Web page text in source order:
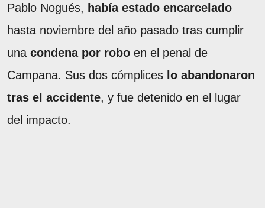
Pablo Nogués, había estado encarcelado
hasta noviembre del año pasado tras cumplir
una condena por robo en el penal de
Campana. Sus dos cómplices lo abandonaron
tras el accidente, y fue detenido en el lugar
del impacto.